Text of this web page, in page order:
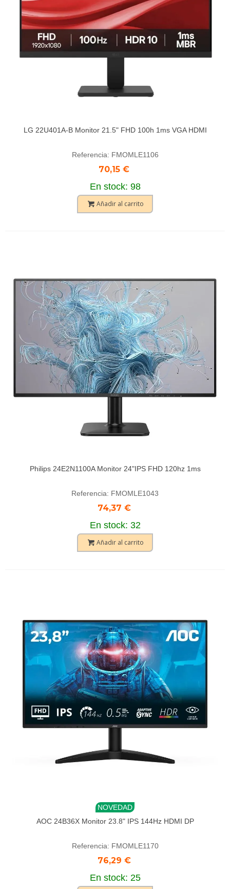
LG 22U401A-B Monitor 21.5" FHD 100h 1ms VGA HDMI
Referencia: FMOMLE1106
70,15 €
En stock: 98
Añadir al carrito
Philips 24E2N1100A Monitor 24"IPS FHD 120hz 1ms
Referencia: FMOMLE1043
74,37 €
En stock: 32
Añadir al carrito
NOVEDAD
AOC 24B36X Monitor 23.8" IPS 144Hz HDMI DP
Referencia: FMOMLE1170
76,29 €
En stock: 25